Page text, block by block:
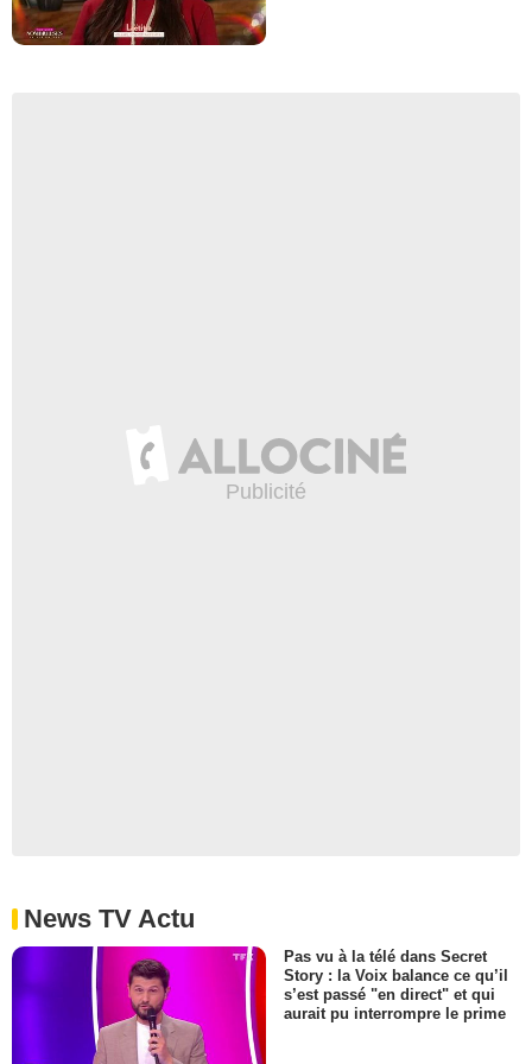
News TV Actu
Pas vu à la télé dans Secret
Story : la Voix balance ce qu’il
s’est passé "en direct" et qui
aurait pu interrompre le prime